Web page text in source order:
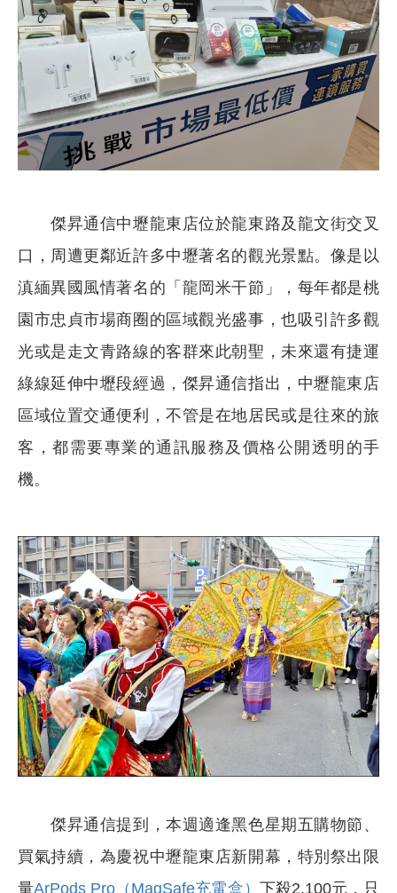
傑昇通信中壢龍東店位於龍東路及龍文街交叉
口，周遭更鄰近許多中壢著名的觀光景點。像是以
滇緬異國風情著名的「龍岡米干節」，每年都是桃
園市忠貞市場商圈的區域觀光盛事，也吸引許多觀
光或是走文青路線的客群來此朝聖，未來還有捷運
綠線延伸中壢段經過，傑昇通信指出，中壢龍東店
區域位置交通便利，不管是在地居民或是往來的旅
客，都需要專業的通訊服務及價格公開透明的手
機。
傑昇通信提到，本週適逢黑色星期五購物節、
買氣持續，為慶祝中壢龍東店新開幕，特別祭出限
量ArPods Pro（MagSafe充電盒） 下殺2,100元，只